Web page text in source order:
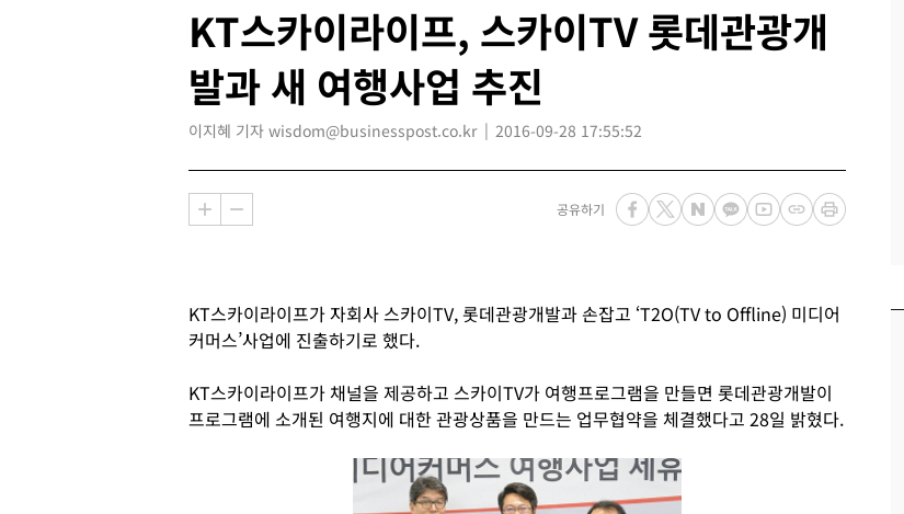
KT스카이라이프, 스카이TV 롯데관광개
발과 새 여행사업 추진
이지혜 기자 wisdom@businesspost.co.kr 2016-09-28 17:55:52
공유하기
KT스카이라이프가 자회사 스카이TV, 롯데관광개발과 손잡고 ‘T2O(TV to Offline) 미디어
커머스’사업에 진출하기로 했다.
KT스카이라이프가 채널을 제공하고 스카이TV가 여행프로그램을 만들면 롯데관광개발이
프로그램에 소개된 여행지에 대한 관광상품을 만드는 업무협약을 체결했다고 28일 밝혔다.